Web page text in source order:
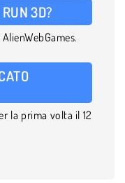
3D?
la prima volta il 12